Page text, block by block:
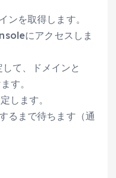
ンを取得します。
にアクセスしま
て、ドメインと
す。
します。
るまで待ちます（通